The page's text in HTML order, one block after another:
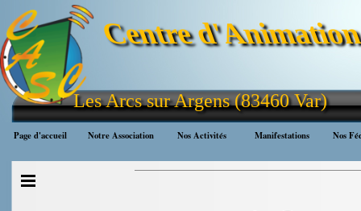
Aller au contenu
Centre
Les Arcs sur Argens (83460 Var)
Page d'accueil Notre Association ▼
Nos Activités ▼
Manifestations Nos